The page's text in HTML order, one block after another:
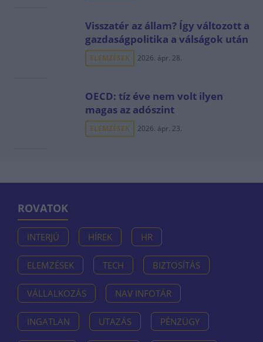
Visszatér az állam? Így változott a
gazdaságpolitika a válságok után
ELEMZÉSEK 2026. ápr. 28.
OECD: tíz éve nem volt ilyen
magas az adószint
ELEMZÉSEK 2026. ápr. 23.
ROVATOK
INTERJÚ HÍREK HR
ELEMZÉSEK TECH BIZTOSÍTÁS
VÁLLALKOZÁS NAV INFOTÁR
INGATLAN UTAZÁS PÉNZÜGY